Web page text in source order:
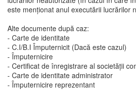
este menționat anul executării lucrărilor
Alte documente după caz:
- Carte de identitate
- C.I/B.I Împuternicit (Dacă este cazul)
- Împuternicire
- Certificat de înregistrare al societății
- Carte de identitate administrator
- Împuternicire reprezentant